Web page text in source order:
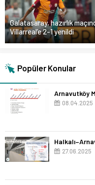
Galatasaray, hazırlık
Villarreal’e 2-1 yenildi
Popüler Konular
Arnavutköy
08.04.2025
27.06.2025